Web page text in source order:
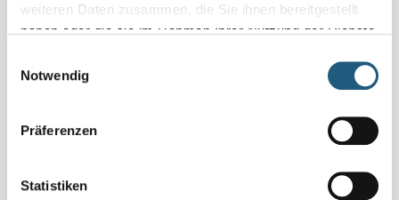
weiteren Daten zusammen, die Sie ihnen bereitgestellt
haben oder die sie im Rahmen Ihrer Nutzung der Dienste
Notwendig
Präferenzen
Statistiken
Details
89 €